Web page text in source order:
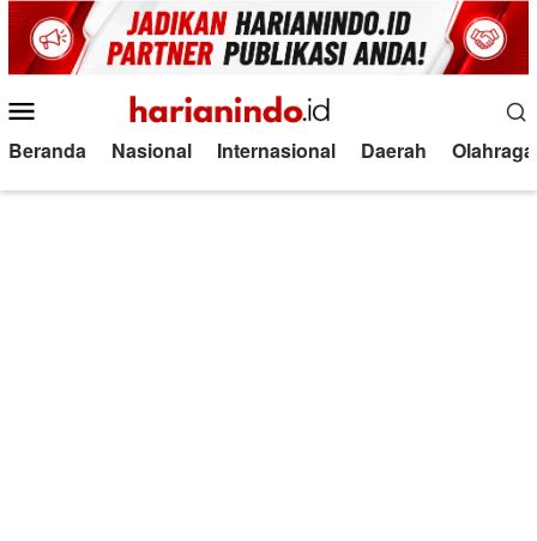
Loncat
ke
konten
Mobile
Beranda Nasional Internasional Daerah Olahraga